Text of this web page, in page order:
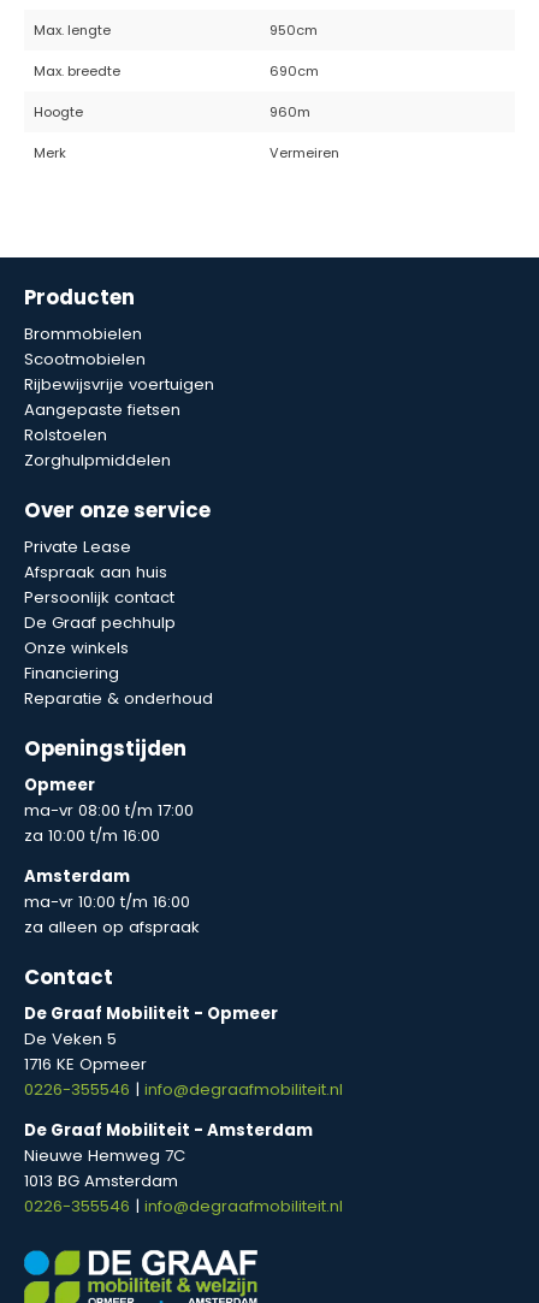
Max. lengte 950cm
Max. breedte 690cm
Hoogte 960m
Merk Vermeiren
Producten
Brommobielen
Scootmobielen
Rijbewijsvrije voertuigen
Aangepaste fietsen
Rolstoelen
Zorghulpmiddelen
Over onze service
Private Lease
Afspraak aan huis
Persoonlijk contact
De Graaf pechhulp
Onze winkels
Financiering
Reparatie & onderhoud
Openingstijden
Opmeer
ma-vr 08:00 t/m 17:00
za 10:00 t/m 16:00
Amsterdam
ma-vr 10:00 t/m 16:00
za alleen op afspraak
Contact
De Graaf Mobiliteit - Opmeer
De Veken 5
1716 KE Opmeer
0226-355546 | info@degraafmobiliteit.nl
De Graaf Mobiliteit - Amsterdam
Nieuwe Hemweg 7C
1013 BG Amsterdam
0226-355546 | info@degraafmobiliteit.nl